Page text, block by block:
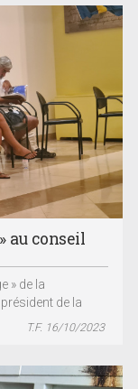
au conseil
» de la
de la
T.F. 16/10/2023